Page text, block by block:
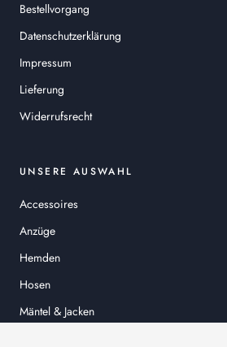
Bestellvorgang
Datenschutzerklärung
Impressum
Lieferung
Widerrufsrecht
UNSERE AUSWAHL
Accessoires
Anzüge
Hemden
Hosen
Mäntel & Jacken